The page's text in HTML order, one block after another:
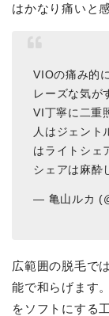
はかなり痛いと
VIOの痛み的
レーズな気が
VI丁寧に二重
人はジェント
はライトシェ
シェアは麻酔
— 亀山ルカ
広範囲の脱毛で
能で和らげます
をソフトにする